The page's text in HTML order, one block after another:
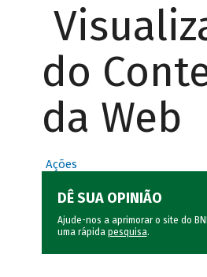
do
da Web
Ações
DÊ SUA OPINIÃO
Ajude-nos a aprimorar o site do
uma rápida pesquisa.